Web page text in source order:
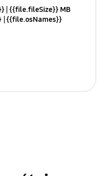
{{file.fileSize}} MB
{{file.osNames}}